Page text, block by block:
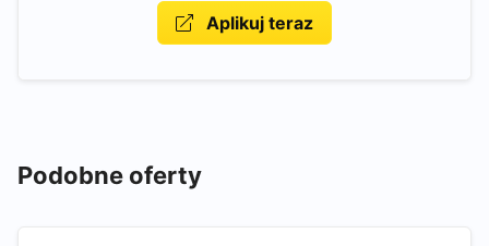
Aplikuj teraz
Podobne oferty